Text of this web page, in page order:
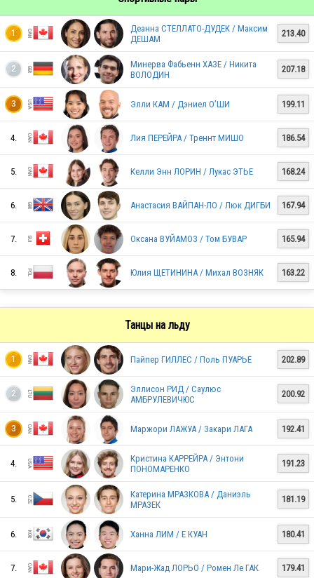
CAN
CAN
CAN
USA
EST
JPN
GEO
1
Деанна СТЕЛЛАТО-ДУДЕК / Максим
ДЕШАМ
213.40
2
Минерва Фабьенн ХАЗЕ / Никита
ВОЛОДИН
207.18
3 Элли КАМ / Дэниел О’ШИ 199.11
4. Лия ПЕРЕЙРА / Треннт МИШО 186.54
5. Келли Энн ЛОРИН / Лукас ЭТЬЕ 168.24
6. Анастасия ВАЙПАН-ЛО / Люк ДИГБИ 167.94
7. Оксана ВУЙАМОЗ / Том БУВАР 165.94
8. Юлия ЩЕТИНИНА / Михал ВОЗНЯК 163.22
Танцы на льду
1 Пайпер ГИЛЛЕС / Поль ПУАРЬЕ 202.89
2
Эллисон РИД / Саулюс
АМБРУЛЕВИЧЮС
200.92
3 Маржори ЛАЖУА / Закари ЛАГА 192.41
4.
Кристина КАРРЕЙРА / Энтони
ПОНОМАРЕНКО
191.23
5.
Катерина МРАЗКОВА / Даниэль
МРАЗЕК
181.19
6. Ханна ЛИМ / Е КУАН 180.41
7. Мари-Жад ЛОРЬО / Ромен Ле ГАК 179.41